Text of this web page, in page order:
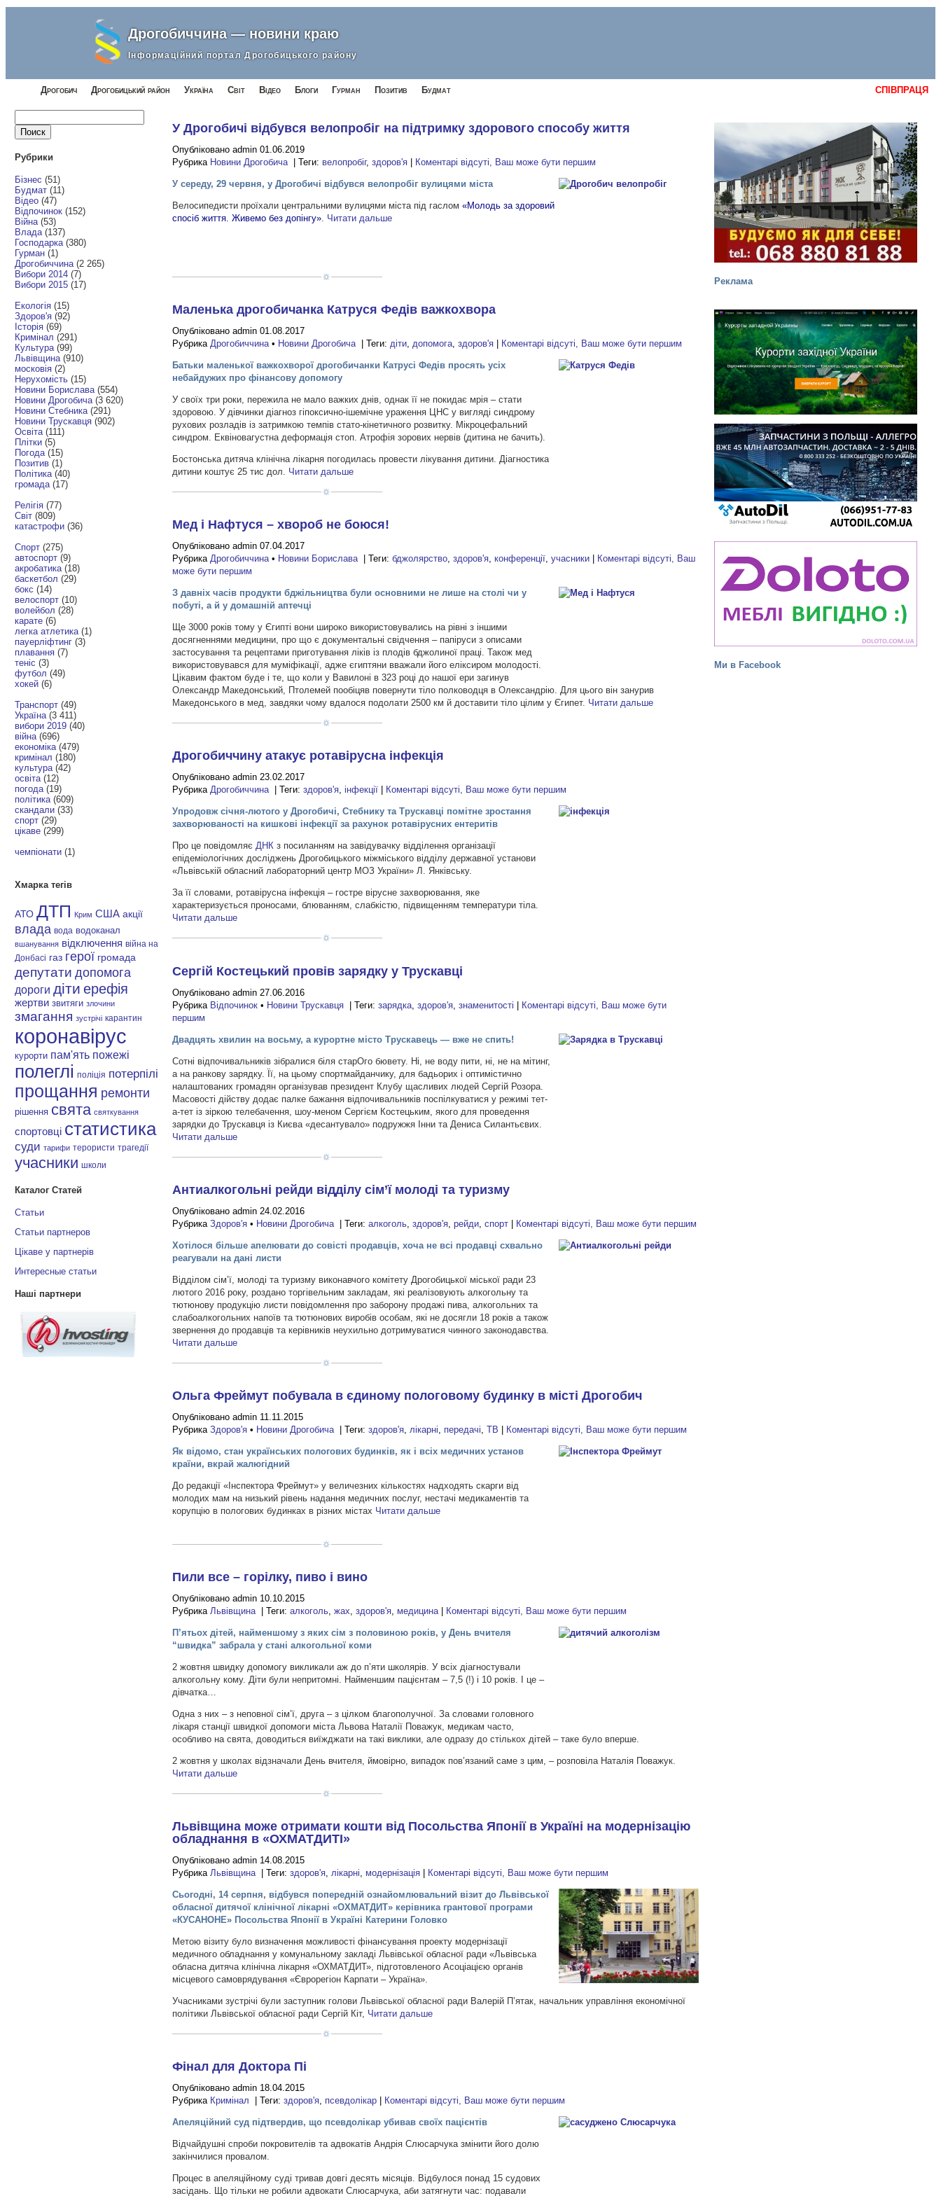
Дрогобиччина — новини краю
Інформаційний портал Дрогобицького району
Дрогобич Дрогобицький район Україна Світ Відео Блоги Гурман СПІВПРАЦЯ
Позитив Будмат
Реклама
Ми в Facebook
Рубрики
Бізнес (51)
Будмат (11)
Відео (47)
Відпочинок (152)
Війна (53)
Влада (137)
Господарка (380)
Гурман (1)
Дрогобиччина (2 265)
Вибори 2014 (7)
Вибори 2015 (17)
Екологія (15)
Здоров'я (92)
Історія (69)
Кримінал (291)
Культура (99)
Львівщина (910)
московія (2)
Нерухомість (15)
Новини Борислава (554)
Новини Дрогобича (3 620)
Новини Стебника (291)
Новини Трускавця (902)
Освіта (111)
Плітки (5)
Погода (15)
Позитив (1)
Політика (40)
громада (17)
Релігія (77)
Світ (809)
катастрофи (36)
Спорт (275)
автоспорт (9)
акробатика (18)
баскетбол (29)
бокс (14)
велоспорт (10)
волейбол (28)
карате (6)
легка атлетика (1)
пауерліфтинг (3)
плавання (7)
теніс (3)
футбол (49)
хокей (6)
Транспорт (49)
Україна (3 411)
вибори 2019 (40)
війна (696)
економіка (479)
кримінал (180)
культура (42)
освіта (12)
погода (19)
політика (609)
скандали (33)
спорт (29)
цікаве (299)
чемпіонати (1)
Хмарка тегів
АТО ДТП Крим США акції
влада вода водоканал
вшанування відключення війна на
Донбасі газ герої громада
депутати допомога
дороги діти ерефія
жертви звитяги злочини
змагання зустрічі карантин
коронавірус
курорти пам'ять пожежі
полеглі поліція потерпілі
прощання ремонти
рішення свята святкування
спортовці статистика
суди тарифи терористи трагедії
учасники школи
Каталог Статей
Статьи
Статьи партнеров
Цікаве у партнерів
Интересные статьи
Наші партнери
У Дрогобичі відбувся велопробіг на підтримку здорового способу життя
Опубліковано admin 01.06.2019
Рубрика Новини Дрогобича| Теги: велопробіг,здоров'я Коментарі відсуті, Ваш може бути першим
У середу, 29 червня, у Дрогобичі відбувся велопробіг вулицями міста
Велосипедисти проїхали центральними вулицями міста під гаслом«Молодь за здоровий
спосіб життя. Живемо без допінгу». Читати дальше
Маленька дрогобичанка Катруся Федів важкохвора
Опубліковано admin 01.08.2017
РубрикаДрогобиччина• Новини Дрогобича| Теги:діти,допомога,здоров'я Коментарі відсуті, Ваш може бути першим
Батьки маленької важкохворої дрогобичанки Катрусі Федів просять усіх
небайдужих про фінансову допомогу
У своїх три роки, пережила не мало важких днів, однак її не покидає мрія – стати
здоровою. У дівчинки діагноз гіпоксично-ішемічне ураження ЦНС у вигляді синдрому
рухових розладів із затримкою темпів стато-кінетичного розвитку. Мікроцефальний
синдром. Еквіновагустна деформація стоп. Атрофія зорових нервів (дитина не бачить).
Бостонська дитяча клінічна лікарня погодилась провести лікування дитини. Діагностика
дитини коштує 25 тис дол. Читати дальше
Мед і Нафтуся – хвороб не боюся!
Опубліковано admin 07.04.2017
РубрикаДрогобиччина• Новини Борислава| Теги:бджолярство,здоров'я,конференції,учасники
Коментарі відсуті, Ваш
може бути першим
З давніх часів продукти бджільництва були основними не лише на столі чи у
побуті, а й у домашній аптечці
Ще 3000 років тому у Єгипті вони широко використовувались на рівні з іншими
досягненнями медицини, про що є документальні свідчення – папіруси з описами
застосування та рецептами приготування ліків із плодів бджолиної праці. Також мед
використовувався для муміфікації, адже єгиптяни вважали його еліксиром молодості.
Цікавим фактом буде і те, що коли у Вавилоні в 323 році до нашої ери загинув
Олександр Македонський, Птолемей пообіцяв повернути тіло полководця в Олександрію. Для цього він занурив
Македонського в мед, завдяки чому вдалося подолати 2500 км й доставити тіло цілим у Єгипет. Читати дальше
Дрогобиччину атакує ротавірусна інфекція
Опубліковано admin 23.02.2017
РубрикаДрогобиччина| Теги:здоров'я,інфекції Коментарі відсуті, Ваш може бути першим
Упродовж січня-лютого у Дрогобичі, Стебнику та Трускавці помітне зростання
захворюваності на кишкові інфекції за рахунок ротавірусних ентеритів
Про це повідомляєДНК з посиланням на завідувачку відділення організації
епідеміологічних досліджень Дрогобицького міжміського відділу державної установи
«Львівській обласний лабораторний центр МОЗ України» Л. Янківську.
За її словами, ротавірусна інфекція – гостре вірусне захворювання, яке
характеризується проносами, блюванням, слабкістю, підвищенням температури тіла.
Читати дальше
Сергій Костецький провів зарядку у Трускавці
Опубліковано admin 27.06.2016
Рубрика Відпочинок • Новини Трускавця | Теги:зарядка ,здоров'я ,знаменитості | Коментарі відсуті, Ваш може бути
першим
Двадцять хвилин на восьму, а курортне місто Трускавець — вже не спить!
Сотні відпочивальників зібралися біля старОго бювету. Ні, не воду пити, ні, не на мітинг,
а на ранкову зарядку. Її, на цьому спортмайданчику, для бадьорих і оптимістично
налаштованих громадян організував президент Клубу щасливих людей Сергій Розора.
Масовості дійству додає палке бажання відпочивальників поспілкуватися у режимі тет-
а-тет із зіркою телебачення, шоу-меном Сергієм Костецьким, якого для проведення
зарядки до Трускавця із Києва «десантувало» подружжя Інни та Дениса Силантьєвих.
Читати дальше
Антиалкогольні рейди відділу сім’ї молоді та туризму
Опубліковано admin 24.02.2016
РубрикаЗдоров'я • Новини Дрогобича | Теги:алкоголь ,здоров'я ,рейди ,спорт | Коментарі відсуті, Ваш може бути першим
Хотілося більше апелювати до совісті продавців, хоча не всі продавці схвально
реагували на дані листи
Відділом сім’ї, молоді та туризму виконавчого комітету Дрогобицької міської ради 23
лютого 2016 року, роздано торгівельним закладам, які реалізовують алкогольну та
тютюнову продукцію листи повідомлення про заборону продажі пива, алкогольних та
слабоалкогольних напоїв та тютюнових виробів особам, які не досягли 18 років а також
звернення до продавців та керівників неухильно дотримуватися чинного законодавства.
Читати дальше
Ольга Фреймут побувала в єдиному пологовому будинку в місті Дрогобич
Опубліковано admin 11.11.2015
РубрикаЗдоров'я • Новини Дрогобича | Теги:здоров'я лікарні передачі ,ТВ | Коментарі відсуті, Ваш може бути першим
Як відомо, стан українських пологових будинків, як і всіх медичних установ
країни, вкрай жалюгідний
До редакції «Інспектора Фреймут» у величезних кількостях надходять скарги від
молодих мам на низький рівень надання медичних послуг, нестачі медикаментів та
корупцію в пологових будинках в різних містах Читати дальше
Пили все – горілку, пиво і вино
Опубліковано admin 10.10.2015
Рубрика Львівщина | Теги:алкоголь ,жах ,здоров'я медицина | Коментарі відсуті, Ваш може бути першим
П’ятьох дітей, найменшому з яких сім з половиною років, у День вчителя
“швидка” забрала у стані алкогольної коми
2 жовтня швидку допомогу викликали аж до п’яти школярів. У всіх діагностували
алкогольну кому. Діти були непритомні. Найменшим пацієнтам – 7,5 (!) і 10 років. І це –
дівчатка…
Одна з них – з неповної сім’ї, друга – з цілком благополучної. За словами головного
лікаря станції швидкої допомоги міста Львова Наталії Поважук, медикам часто,
особливо на свята, доводиться виїжджати на такі виклики, але одразу до стількох дітей – таке було вперше.
2 жовтня у школах відзначали День вчителя, ймовірно, випадок пов’язаний саме з цим, – розповіла Наталія Поважук.
Читати дальше
Львівщина може отримати кошти від Посольства Японії в Україні на модернізацію
обладнання в «ОХМАТДИТІ»
Опубліковано admin 14.08.2015
Рубрика Львівщина | Теги:здоров'я лікарні модернізація | Коментарі відсуті, Ваш може бути першим
Сьогодні, 14 серпня, відбувся попередній ознайомлювальний візит до Львівської
обласної дитячої клінічної лікарні «ОХМАТДИТ» керівника грантової програми
«КУСАНОНЕ» Посольства Японії в Україні Катерини Головко
Метою візиту було визначення можливості фінансування проекту модернізації
медичного обладнання у комунальному закладі Львівської обласної ради «Львівська
обласна дитяча клінічна лікарня «ОХМАТДИТ», підготовленого Асоціацією органів
місцевого самоврядування «Єврорегіон Карпати – Україна».
Учасниками зустрічі були заступник голови Львівської обласної ради Валерій П’ятак, начальник управління економічної
політики Львівської обласної ради Сергій Кіт, Читати дальше
Фінал для Доктора Пі
Опубліковано admin 18.04.2015
Рубрика Кримінал | Теги:здоров'я псевдолікар | Коментарі відсуті, Ваш може бути першим
Апеляційний суд підтвердив, що псевдолікар убивав своїх пацієнтів
Відчайдушні спроби покровителів та адвокатів Андрія Слюсарчука змінити його долю
закінчилися провалом.
Процес в апеляційному суді тривав довгі десять місяців. Відбулося понад 15 судових
засідань. Що тільки не робили адвокати Слюсарчука, аби затягнути час: подавали